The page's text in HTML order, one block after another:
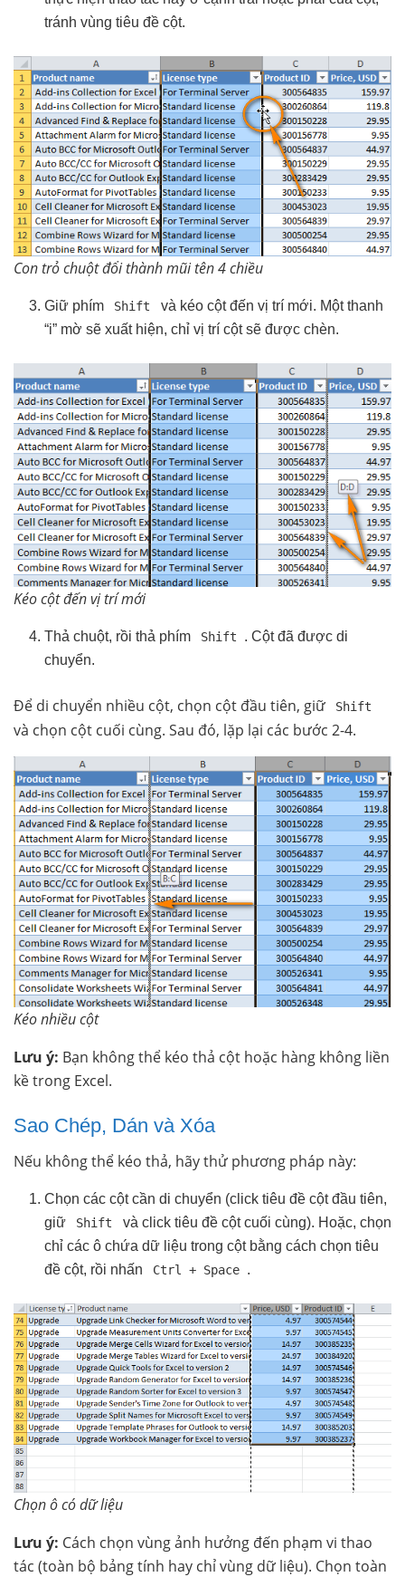
tránh vùng tiêu đề cột.
Con trỏ chuột đổi thành mũi tên 4 chiều
Giữ phím Shift
và kéo cột đến vị trí mới. Một thanh
“i” mờ sẽ xuất hiện, chỉ vị trí cột sẽ được chèn.
Kéo cột đến vị trí mới
Thả chuột, rồi thả phím Shift
. Cột đã được di
chuyển.
Để di chuyển nhiều cột, chọn cột đầu tiên, giữ Shift
và chọn cột cuối cùng. Sau đó, lặp lại các bước 2-4.
Kéo nhiều cột
Lưu ý: Bạn không thể kéo thả cột hoặc hàng không liền
kề trong Excel.
Sao Chép, Dán và Xóa
Nếu không thể kéo thả, hãy thử phương pháp này:
Chọn các cột cần di chuyển (click tiêu đề cột đầu tiên,
giữ
Shift
và click tiêu đề cột cuối cùng). Hoặc, chọn
chỉ các ô chứa dữ liệu trong cột bằng cách chọn tiêu
đề cột, rồi nhấn
Ctrl + Space .
Chọn ô có dữ liệu
Lưu ý: Cách chọn vùng ảnh hưởng đến phạm vi thao
tác (toàn bộ bảng tính hay chỉ vùng dữ liệu). Chọn toàn